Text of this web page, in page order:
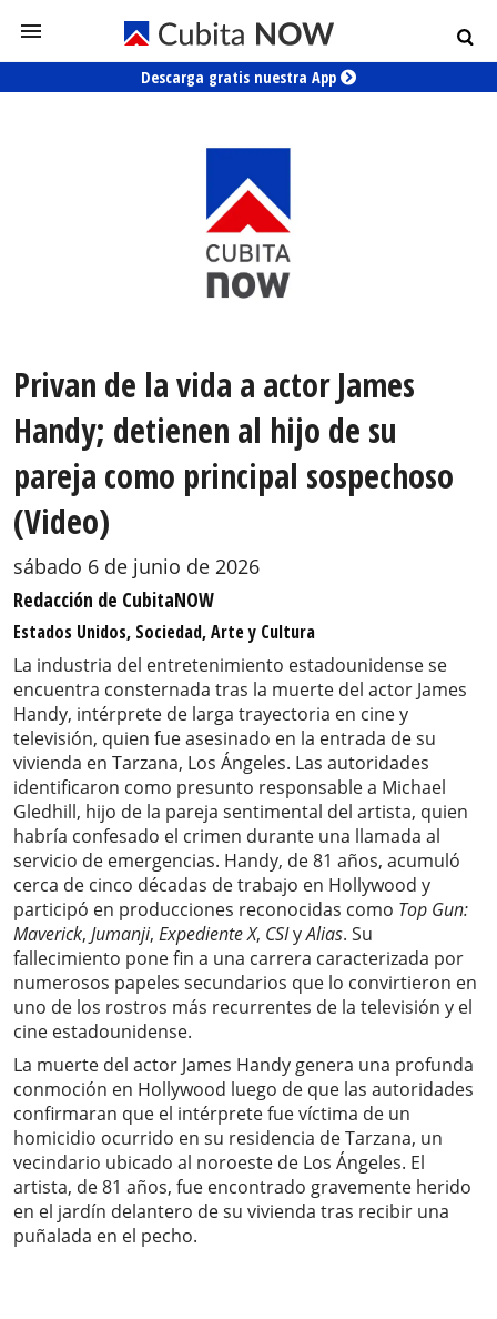
Descarga gratis nuestra App
Privan de la vida a actor James
Handy; detienen al hijo de su
pareja como principal sospechoso
(Video)
sábado 6 de junio de 2026
Redacción de CubitaNOW
Estados Unidos, Sociedad, Arte y Cultura
La industria del entretenimiento estadounidense se
encuentra consternada tras la muerte del actor James
Handy, intérprete de larga trayectoria en cine y
televisión, quien fue asesinado en la entrada de su
vivienda en Tarzana, Los Ángeles. Las autoridades
identificaron como presunto responsable a Michael
Gledhill, hijo de la pareja sentimental del artista, quien
habría confesado el crimen durante una llamada al
servicio de emergencias. Handy, de 81 años, acumuló
cerca de cinco décadas de trabajo en Hollywood y
participó en producciones reconocidas como Top Gun:
Maverick, Jumanji, Expediente X, CSIyAlias. Su
fallecimiento pone fin a una carrera caracterizada por
numerosos papeles secundarios que lo convirtieron en
uno de los rostros más recurrentes de la televisión y el
cine estadounidense.
La muerte del actor James Handy genera una profunda
conmoción en Hollywood luego de que las autoridades
confirmaran que el intérprete fue víctima de un
homicidio ocurrido en su residencia de Tarzana, un
vecindario ubicado al noroeste de Los Ángeles. El
artista, de 81 años, fue encontrado gravemente herido
en el jardín delantero de su vivienda tras recibir una
puñalada en el pecho.